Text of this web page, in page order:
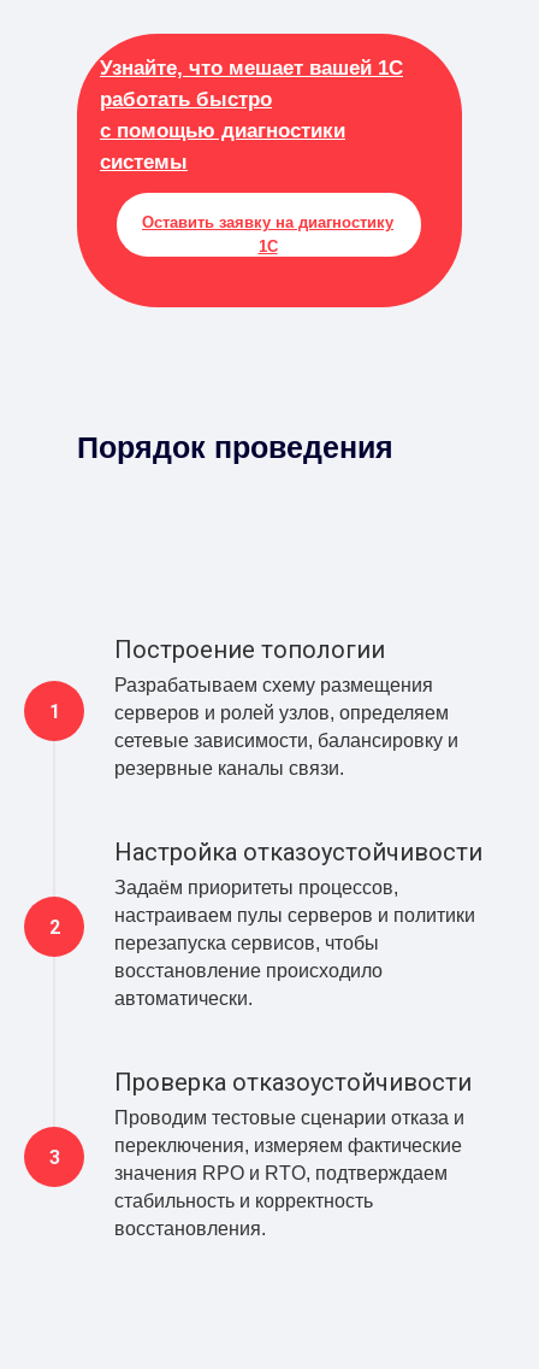
Узнайте, что мешает вашей 1С
работать быстро
с помощью диагностики
системы
Оставить заявку на диагностику
1С
Порядок проведения
Построение топологии
Разрабатываем схему размещения
серверов и ролей узлов, определяем
сетевые зависимости, балансировку и
резервные каналы связи.
Настройка отказоустойчивости
Задаём приоритеты процессов,
настраиваем пулы серверов и политики
перезапуска сервисов, чтобы
восстановление происходило
автоматически.
Проверка отказоустойчивости
Проводим тестовые сценарии отказа и
переключения, измеряем фактические
значения RPO и RTO, подтверждаем
стабильность и корректность
восстановления.